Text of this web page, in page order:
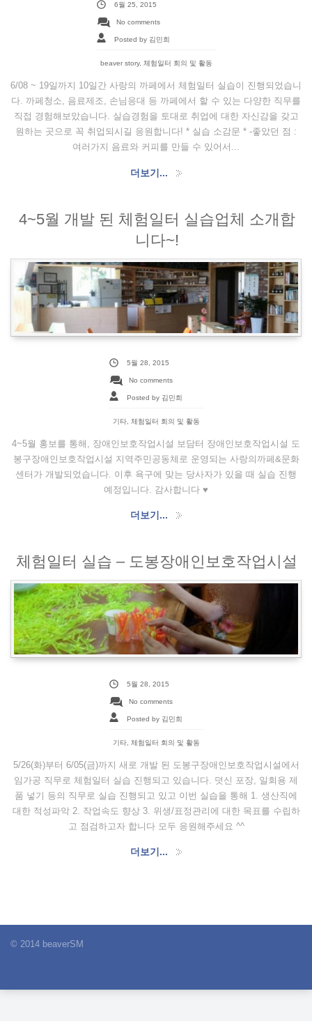
6월 25, 2015
No comments
Posted by 김민희
beaver story, 체험일터 회의 및 활동
6/08 ~ 19일까지 10일간 사랑의 까페에서 체험일터 실습이 진행되었습니
다. 까페청소, 음료제조, 손님응대 등 까페에서 할 수 있는 다양한 직무를
직접 경험해보았습니다. 실습경험을 토대로 취업에 대한 자신감을 갖고
원하는 곳으로 꼭 취업되시길 응원합니다! * 실습 소감문 * -좋았던 점 :
여러가지 음료와 커피를 만들 수 있어서...
더보기...
4~5월 개발 된 체험일터 실습업체 소개합
니다~!
5월 28, 2015
No comments
Posted by 김민희
기타, 체험일터 회의 및 활동
4~5월 홍보를 통해, 장애인보호작업시설 보담터 장애인보호작업시설 도
봉구장애인보호작업시설 지역주민공동체로 운영되는 사랑의까페&문화
센터가 개발되었습니다. 이후 욕구에 맞는 당사자가 있을 때 실습 진행
예정입니다. 감사합니다 ♥
더보기...
체험일터 실습 – 도봉장애인보호작업시설
5월 28, 2015
No comments
Posted by 김민희
기타, 체험일터 회의 및 활동
5/26(화)부터 6/05(금)까지 새로 개발 된 도봉구장애인보호작업시설에서
임가공 직무로 체험일터 실습 진행되고 있습니다. 덧신 포장, 일회용 제
품 넣기 등의 직무로 실습 진행되고 있고 이번 실습을 통해 1. 생산직에
대한 적성파악 2. 작업속도 향상 3. 위생/표정관리에 대한 목표를 수립하
고 점검하고자 합니다 모두 응원해주세요 ^^
더보기...
© 2014 beaverSM